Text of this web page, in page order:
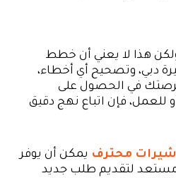
هذا لا يعني أن خطط
وتصحيح أي أخطاء،
فرصتك في الحصول على
للعمل، فإن اتباع نهج دقيق
محترف يمكن أن يوفر
لتقديم طلب جديد